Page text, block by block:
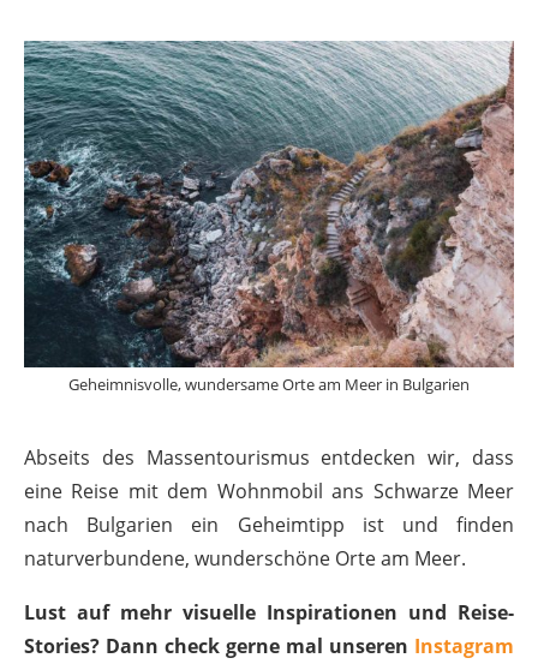
Geheimnisvolle, wundersame Orte am Meer in Bulgarien
Abseits des Massentourismus entdecken wir, dass
eine Reise mit dem Wohnmobil ans Schwarze Meer
nach Bulgarien ein Geheimtipp ist und finden
naturverbundene, wunderschöne Orte am Meer.
Lust auf mehr visuelle Inspirationen und Reise-
Stories? Dann check gerne mal unseren Instagram